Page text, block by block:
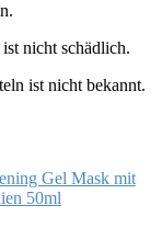
nicht schädlich.
ist nicht bekannt.